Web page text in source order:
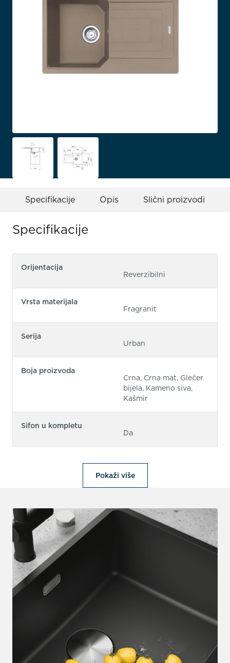
Specifikacije Opis Slični proizvodi
Specifikacije
Orijentacija
Reverzibilni
Vrsta materijala
Fragranit
Serija
Urban
Boja proizvoda
Crna, Crna mat, Glečer
bijela, Kameno siva,
Kašmir
Sifon u kompletu
Da
Pokaži više